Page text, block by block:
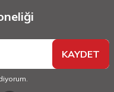
KAYDET